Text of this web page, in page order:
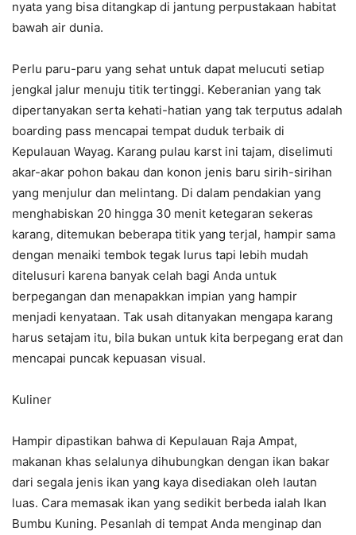
nyata yang bisa ditangkap di jantung perpustakaan habitat
bawah air dunia.
Perlu paru-paru yang sehat untuk dapat melucuti setiap
jengkal jalur menuju titik tertinggi. Keberanian yang tak
dipertanyakan serta kehati-hatian yang tak terputus adalah
boarding pass mencapai tempat duduk terbaik di
Kepulauan Wayag. Karang pulau karst ini tajam, diselimuti
akar-akar pohon bakau dan konon jenis baru sirih-sirihan
yang menjulur dan melintang. Di dalam pendakian yang
menghabiskan 20 hingga 30 menit ketegaran sekeras
karang, ditemukan beberapa titik yang terjal, hampir sama
dengan menaiki tembok tegak lurus tapi lebih mudah
ditelusuri karena banyak celah bagi Anda untuk
berpegangan dan menapakkan impian yang hampir
menjadi kenyataan. Tak usah ditanyakan mengapa karang
harus setajam itu, bila bukan untuk kita berpegang erat dan
mencapai puncak kepuasan visual.
Kuliner
Hampir dipastikan bahwa di Kepulauan Raja Ampat,
makanan khas selalunya dihubungkan dengan ikan bakar
dari segala jenis ikan yang kaya disediakan oleh lautan
luas. Cara memasak ikan yang sedikit berbeda ialah Ikan
Bumbu Kuning. Pesanlah di tempat Anda menginap dan